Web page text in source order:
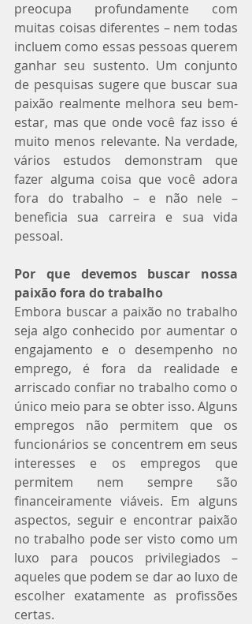
preocupa profundamente com
muitas coisas diferentes – nem todas
incluem como essas pessoas querem
ganhar seu sustento. Um conjunto
de pesquisas sugere que buscar sua
paixão realmente melhora seu bem-
estar, mas que onde você faz isso é
muito menos relevante. Na verdade,
vários estudos demonstram que
fazer alguma coisa que você adora
fora do trabalho – e não nele –
beneficia sua carreira e sua vida
pessoal.
Por que devemos buscar nossa
paixão fora do trabalho
Embora buscar a paixão no trabalho
seja algo conhecido por aumentar o
engajamento e o desempenho no
emprego, é fora da realidade e
arriscado confiar no trabalho como o
único meio para se obter isso. Alguns
empregos não permitem que os
funcionários se concentrem em seus
interesses e os empregos que
permitem nem sempre são
financeiramente viáveis. Em alguns
aspectos, seguir e encontrar paixão
no trabalho pode ser visto como um
luxo para poucos privilegiados –
aqueles que podem se dar ao luxo de
escolher exatamente as profissões
certas.